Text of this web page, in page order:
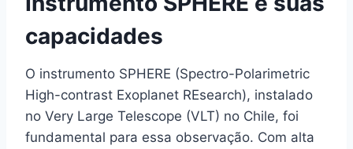
capacidades
O instrumento SPHERE (Spectro-Polarimetric
High-contrast Exoplanet REsearch), instalado
no Very Large Telescope (VLT) no Chile, foi
fundamental para essa observação. Com alta